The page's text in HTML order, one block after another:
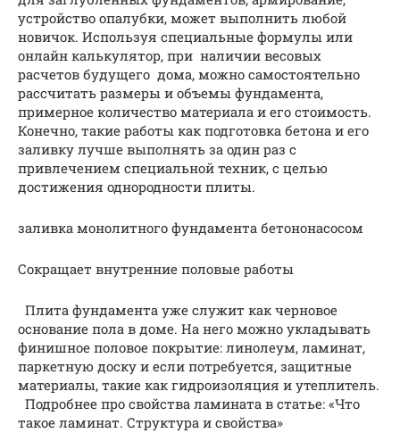
устройство опалубки, может выполнить любой
новичок. Используя специальные формулы или
онлайн калькулятор, при наличии весовых
расчетов будущего дома, можно самостоятельно
рассчитать размеры и объемы фундамента,
примерное количество материала и его стоимость.
Конечно, такие работы как подготовка бетона и его
заливку лучше выполнять за один раз с
привлечением специальной техник, с целью
достижения однородности плиты.
заливка монолитного фундамента бетононасосом
Сокращает внутренние половые работы
Плита фундамента уже служит как черновое
основание пола в доме. На него можно укладывать
финишное половое покрытие: линолеум, ламинат,
паркетную доску и если потребуется, защитные
материалы, такие как гидроизоляция и утеплитель.
Подробнее про свойства ламината в статье: «Что
такое ламинат. Структура и свойства»